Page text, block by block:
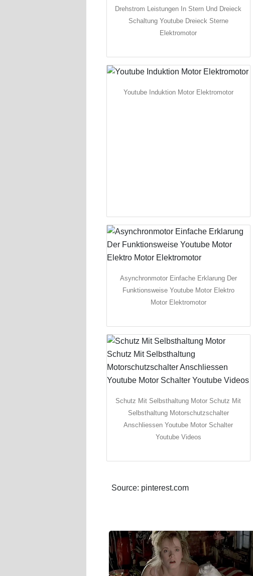
Drehstrom Leistungen In Stern Und Dreieck
Schaltung Youtube Dreieck Sterne
Elektromotor
Youtube Induktion Motor Elektromotor
Asynchronmotor Einfache Erklarung Der
Funktionsweise Youtube Motor Elektro
Motor Elektromotor
Schutz Mit Selbsthaltung Motor Schutz Mit
Selbsthaltung Motorschutzschalter
Anschliessen Youtube Motor Schalter
Youtube Videos
Source: pinterest.com